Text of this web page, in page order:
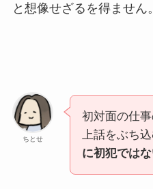
と想像せざるを得ません。
ちとせ
初対面の仕
上話をぶち込
に初犯では